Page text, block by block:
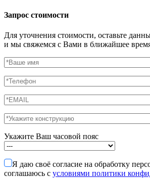
Запрос стоимости
Для уточнения стоимости, оставьте
и мы свяжемся с Вами в ближайшее
Укажите Ваш часовой пояс
Я даю своё согласие на обработку
соглашаюсь с условиями политики